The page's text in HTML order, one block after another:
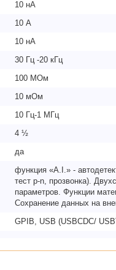
10 нА
10 А
10 нА
30 Гц -20 кГц
100 МОм
10 мОм
10 Гц-1 МГц
4 ½
да
функция «A.I.» -
тест p-n, прозвонка).
параметров. Функции
Сохранение данных на
GPIB, USB (USBCDC/